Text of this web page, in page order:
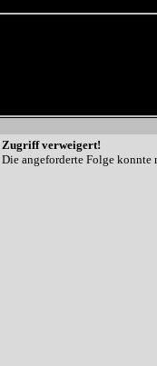
Zugriff verweigert!
Die angeforderte Folge konnte